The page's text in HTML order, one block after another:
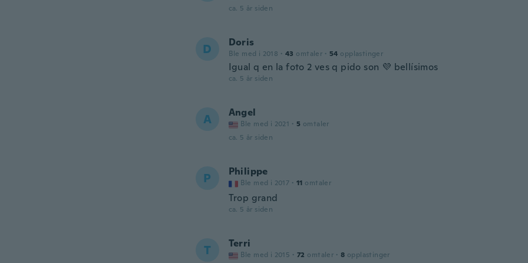
ca. 5 år siden
D Doris
Ble med i 2018 · 43 omtaler · 54 opplastinger
Igual q en la foto 2 ves q pido son 💜 bellísimos
ca. 5 år siden
A Angel
Ble med i 2021 · 5 omtaler
ca. 5 år siden
P Philippe
Ble med i 2017 · 11 omtaler
Trop grand
ca. 5 år siden
T Terri
Ble med i 2015 · 72 omtaler · 8 opplastinger